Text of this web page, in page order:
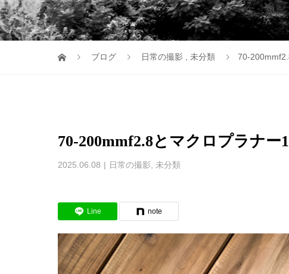
ブログ 日常の撮影 未分類 70-
70-200mmf2.8とマクロプラナー
2025.06.08 日常の撮影 未分類
Line note